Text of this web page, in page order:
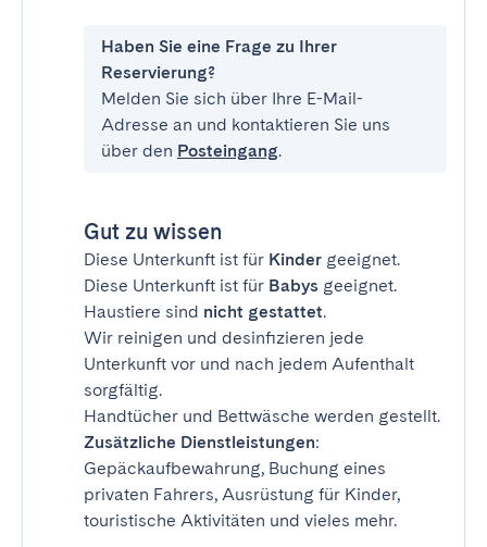
Haben Sie eine Frage zu Ihrer
Reservierung?
Melden Sie sich über Ihre E-Mail-
Adresse an und kontaktieren Sie uns
über den Posteingang.
Gut zu wissen
Diese Unterkunft ist für Kinder geeignet.
Diese Unterkunft ist für Babys geeignet.
Haustiere sind nicht gestattet.
Wir reinigen und desinfizieren jede
Unterkunft vor und nach jedem Aufenthalt
sorgfältig.
Handtücher und Bettwäsche werden gestellt.
Zusätzliche Dienstleistungen:
Gepäckaufbewahrung, Buchung eines
privaten Fahrers, Ausrüstung für Kinder,
touristische Aktivitäten und vieles mehr.